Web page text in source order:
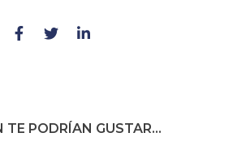
TE PODRÍAN GUSTAR...